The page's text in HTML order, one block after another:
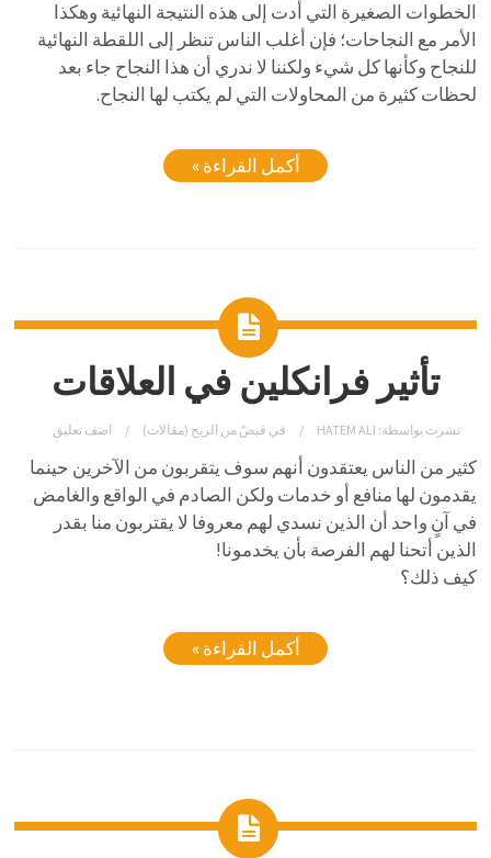
الخطوات الصغيرة التي أدت إلى هذه النتيجة النهائية وهكذا
الأمر مع النجاحات؛ فإن أغلب الناس تنظر إلى اللقطة النهائية
للنجاح وكأنها كل شيء ولكننا لا ندري أن هذا النجاح جاء بعد
لحظات كثيرة من المحاولات التي لم يكتب لها النجاح.
أكمل القراءة »
تأثير فرانكلين في العلاقات
نشرت بواسطة: HATEM ALI في قبضٌ من الريح (مقالات) اضف تعليق
كثير من الناس يعتقدون أنهم سوف يتقربون من الآخرين حينما
يقدمون لها منافع أو خدمات ولكن الصادم في الواقع والغامض
في آنٍ واحد أن الذين نسدي لهم معروفا لا يقتربون منا بقدر
الذين أتحنا لهم الفرصة بأن يخدمونا!
كيف ذلك؟
أكمل القراءة »